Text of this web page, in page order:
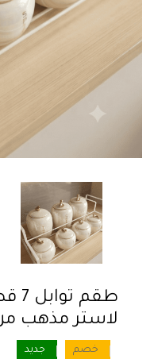
لاستر مذهب من
خصم جديد